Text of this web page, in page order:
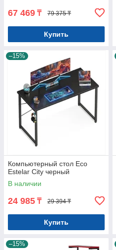
67 469 ₸ 79 375 ₸
Купить
–15%
Компьютерный стол Eco
Estelar City черный
В наличии
24 985 ₸ 29 394 ₸
Купить
–15%